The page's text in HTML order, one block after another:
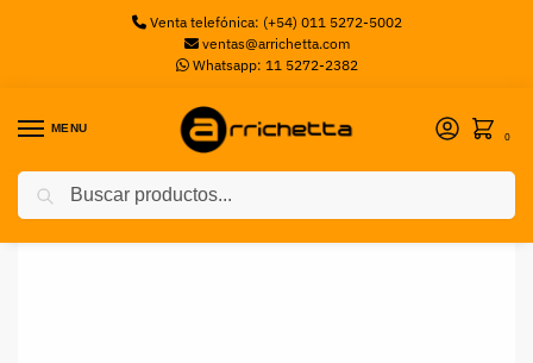
Venta telefónica: (+54) 011 5272-5002
ventas@arrichetta.com
Whatsapp: 11 5272-2382
MENU
0
Inicio Accesorios Servers / PROLIANT DL360G10 4210R 1P 32G 8SFF Svr